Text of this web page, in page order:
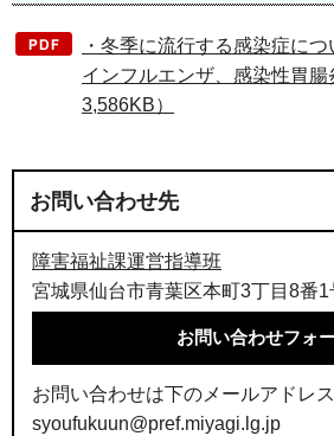
・冬季に流行する感染症に
インフルエンザ、感染性胃腸
3,586KB）
お問い合わせ先
障害福祉課運営指導班
宮城県仙台市青葉区本町3丁目8番1
お問い合わせは下のメールアドレ
syoufukuun@pref.miyagi.lg.jp